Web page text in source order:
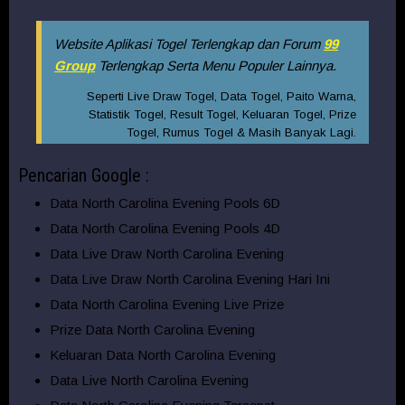
Website Aplikasi Togel Terlengkap dan Forum 99
GroupTerlengkap Serta Menu Populer Lainnya.
Seperti Live Draw Togel, Data Togel, Paito Warna,
Statistik Togel, Result Togel, Keluaran Togel, Prize
Togel, Rumus Togel & Masih Banyak Lagi.
Pencarian Google :
Data North Carolina Evening Pools 6D
Data North Carolina Evening Pools 4D
Data Live Draw North Carolina Evening
Data Live Draw North Carolina Evening Hari Ini
Data North Carolina Evening Live Prize
Prize Data North Carolina Evening
Keluaran Data North Carolina Evening
Data Live North Carolina Evening